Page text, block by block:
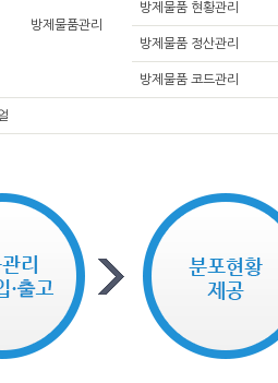
방제물품관리
방제물품 현황관리
방제물품 정산관리
방제물품 코드관리